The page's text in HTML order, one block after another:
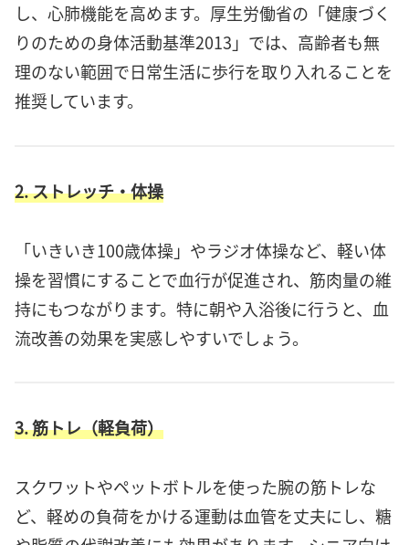
し、心肺機能を高めます。厚生労働省の「健康づく
りのための身体活動基準2013」では、高齢者も無
理のない範囲で日常生活に歩行を取り入れることを
推奨しています。
2. ストレッチ・体操
「いきいき100歳体操」やラジオ体操など、軽い体
操を習慣にすることで血行が促進され、筋肉量の維
持にもつながります。特に朝や入浴後に行うと、血
流改善の効果を実感しやすいでしょう。
3. 筋トレ（軽負荷）
スクワットやペットボトルを使った腕の筋トレな
ど、軽めの負荷をかける運動は血管を丈夫にし、糖